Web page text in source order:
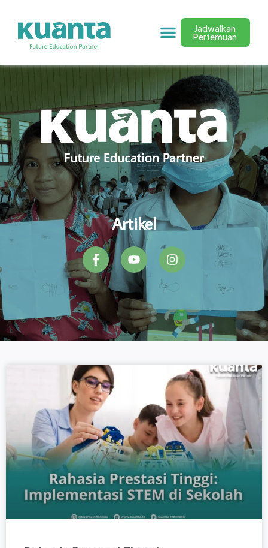
Jadwalkan
Pertemuan
Artikel